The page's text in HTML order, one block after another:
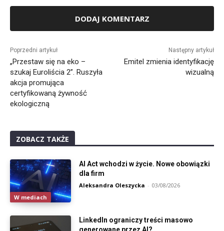
Poprzedni artykuł
„Przestaw się na eko –
szukaj Euroliścia 2”. Ruszyła
akcja promująca
certyfikowaną żywność
ekologiczną
Następny artykuł
Emitel zmienia identyfikację
wizualną
ZOBACZ TAKŻE
W mediach
AI Act wchodzi w życie. Nowe obowiązki
dla firm
Aleksandra Oleszycka - 03/08/2026
LinkedIn ograniczy treści masowo
generowane przez AI?